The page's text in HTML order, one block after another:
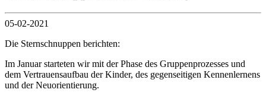
05-02-2021
Die Sternschnuppen berichten:
Im Januar starteten wir mit der Phase des Gruppenprozesses und
dem Vertrauensaufbau der Kinder, des gegenseitigen Kennenlernens
und der Neuorientierung.